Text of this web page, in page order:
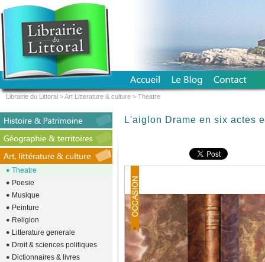
L'aiglon Drame en six actes
Theatre
Poesie
Musique
Peinture
Religion
Litterature generale
Droit & sciences politiques
Dictionnaires & livres
Librairie du Littoral >Art Litterature & culture > Theatre